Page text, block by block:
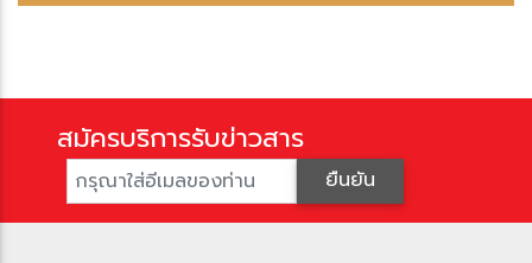
สมัครบริการรับข่าวสาร
ืนยัน